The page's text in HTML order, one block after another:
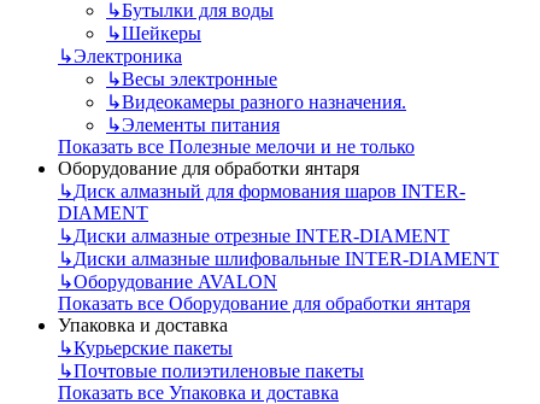
↳Бутылки для воды
↳Шейкеры
↳Электроника
↳Весы электронные
↳Видеокамеры разного назначения.
↳Элементы питания
Показать все Полезные мелочи и не только
Оборудование для обработки янтаря
↳Диск алмазный для формования шаров INTER-
DIAMENT
↳Диски алмазные отрезные INTER-DIAMENT
↳Диски алмазные шлифовальные INTER-DIAMENT
↳Оборудование AVALON
Показать все Оборудование для обработки янтаря
Упаковка и доставка
↳Курьерские пакеты
↳Почтовые полиэтиленовые пакеты
Показать все Упаковка и доставка